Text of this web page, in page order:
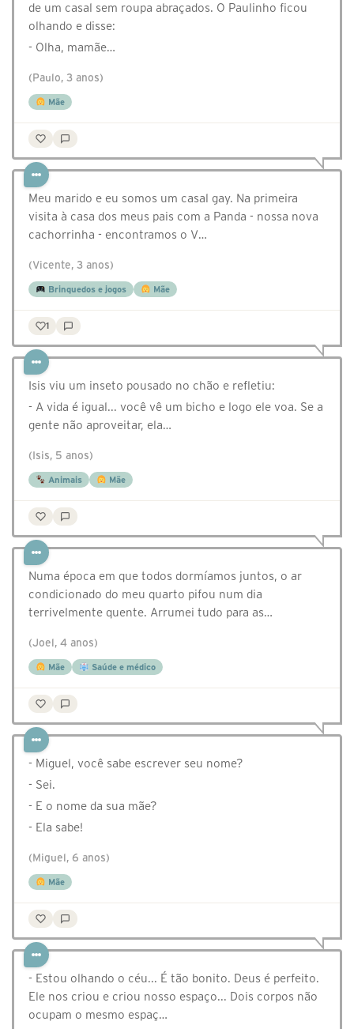
de um casal sem roupa abraçados. O Paulinho ficou
olhando e disse:
- Olha, mamãe…
(Paulo, 3 anos)
Mãe
Meu marido e eu somos um casal gay. Na primeira
visita à casa dos meus pais com a Panda - nossa nova
cachorrinha - encontramos o V…
(Vicente, 3 anos)
Brinquedos e jogos Mãe
1
Isis viu um inseto pousado no chão e refletiu:
- A vida é igual... você vê um bicho e logo ele voa. Se a
gente não aproveitar, ela…
(Isis, 5 anos)
Animais Mãe
Numa época em que todos dormíamos juntos, o ar
condicionado do meu quarto pifou num dia
terrivelmente quente. Arrumei tudo para as…
(Joel, 4 anos)
Mãe Saúde e médico
- Miguel, você sabe escrever seu nome?
- Sei.
- E o nome da sua mãe?
- Ela sabe!
(Miguel, 6 anos)
Mãe
- Estou olhando o céu... É tão bonito. Deus é perfeito.
Ele nos criou e criou nosso espaço... Dois corpos não
ocupam o mesmo espaç…